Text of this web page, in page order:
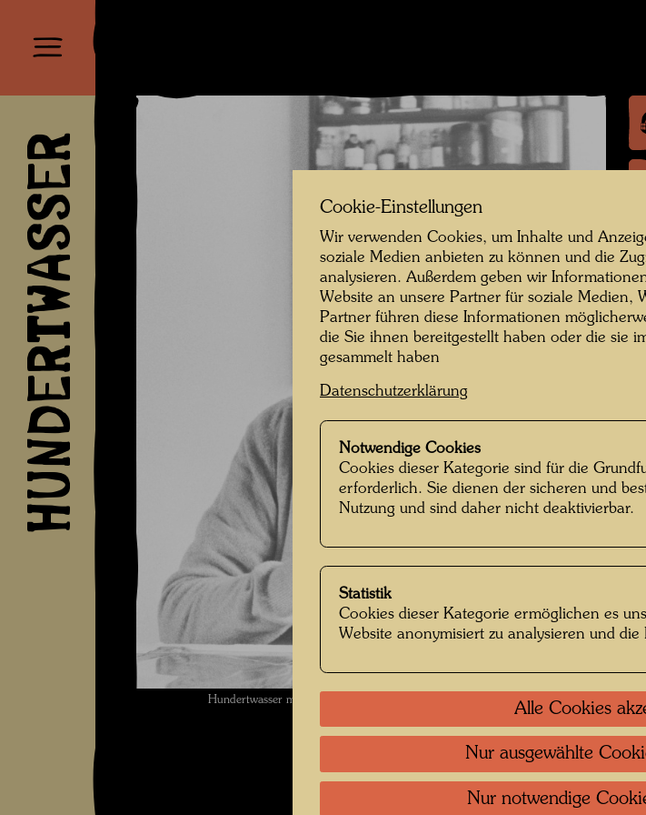
HUNDERTWASSER
Hundertwasser malt , Fotograf: Francois Meyer © Nachlass Francois-Meyer /
Cookie-Einstellungen
Wir verwenden Cookies, um Inhalte und
soziale Medien anbieten zu können und die
analysieren. Außerdem geben wir
Website an unsere Partner für soziale Medien,
Partner führen diese Informationen
die Sie ihnen bereitgestellt haben oder die sie
gesammelt haben
Datenschutzerklärung
Notwendige Cookies
Cookies dieser Kategorie sind für die
erforderlich. Sie dienen der sicheren und
Nutzung und sind daher nicht deaktivierbar.
Statistik
Cookies dieser Kategorie ermöglichen es
Website anonymisiert zu analysieren und die
Alle Cookies
Nur ausgewählte
Nur notwendige